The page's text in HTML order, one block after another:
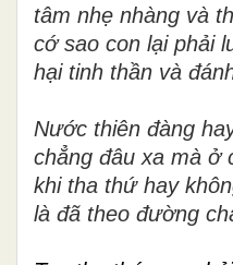
tâm nhẹ nhàng và
cớ sao con lại phải
hại tinh thần và
Nước thiên đàng
chẳng đâu xa mà ở
khi tha thứ hay
là đã theo đường